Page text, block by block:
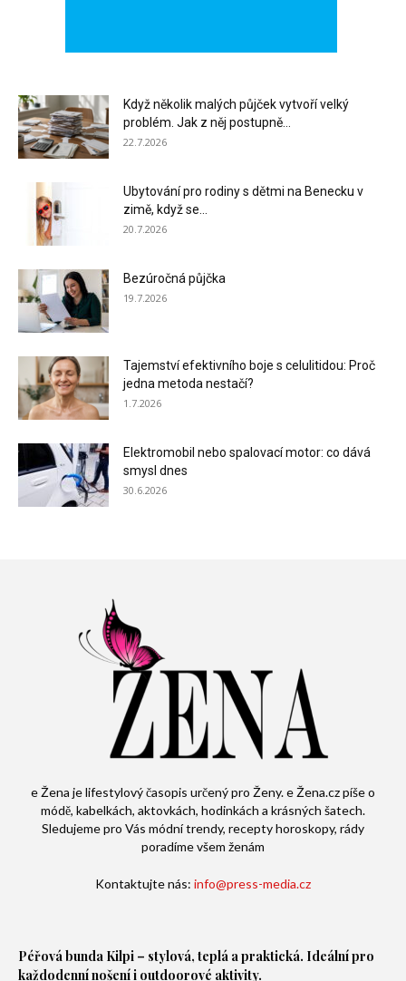
Když několik malých půjček vytvoří velký
problém. Jak z něj postupně...
22.7.2026
Ubytování pro rodiny s dětmi na Benecku v
zimě, když se...
20.7.2026
Bezúročná půjčka
19.7.2026
Tajemství efektivního boje s celulitidou: Proč
jedna metoda nestačí?
1.7.2026
Elektromobil nebo spalovací motor: co dává
smysl dnes
30.6.2026
e Žena je lifestylový časopis určený pro Ženy. e Žena.cz píše o
módě, kabelkách, aktovkách, hodinkách a krásných šatech.
Sledujeme pro Vás módní trendy, recepty horoskopy, rády
poradíme všem ženám
Kontaktujte nás: info@press-media.cz
Péřová bunda Kilpi – stylová, teplá a praktická. Ideální pro
každodenní nošení i outdoorové aktivity.